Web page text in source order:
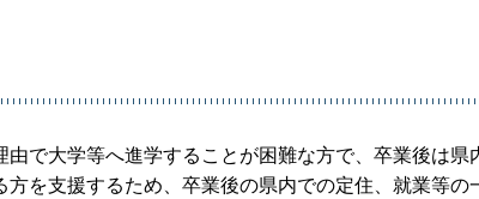
で大学等へ進学することが困難な方で、卒業後は県
を支援するため、卒業後の県内での定住、就業等の